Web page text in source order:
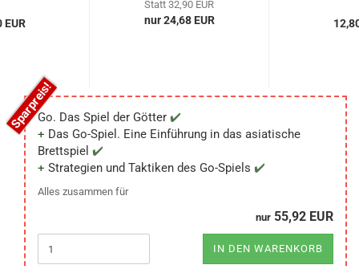
EUR
Statt 32,90 EUR
nur 24,68 EUR
Go. Das Spiel der Götter
Das Go-Spiel. Eine Einführung in das asiatische
Brettspiel
Strategien und Taktiken des Go-Spiels
Alles zusammen für
nur 55,92 EUR
IN DEN WARENKORB